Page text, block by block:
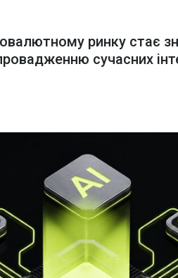
ринку стає
сучасних